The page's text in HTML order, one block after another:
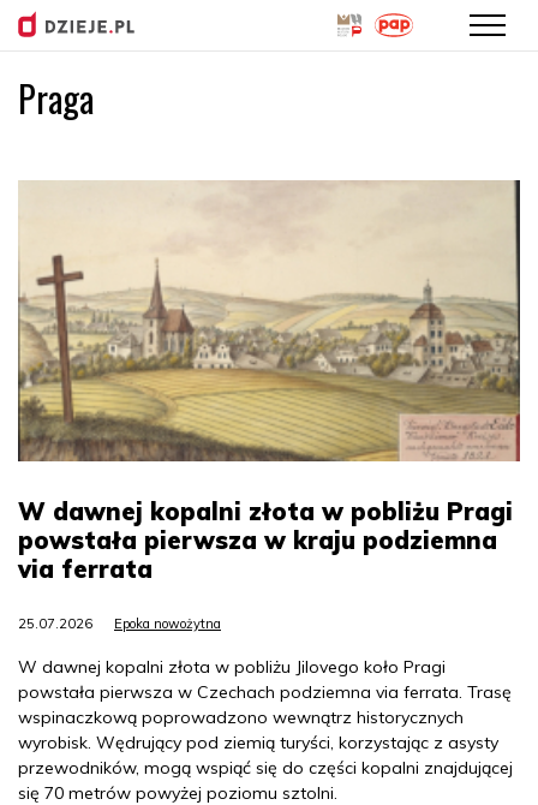
Praga
W dawnej kopalni złota w pobliżu Pragi
powstała pierwsza w kraju podziemna
via ferrata
25.07.2026 Epoka nowożytna
W dawnej kopalni złota w pobliżu Jilovego koło Pragi
powstała pierwsza w Czechach podziemna via ferrata. Trasę
wspinaczkową poprowadzono wewnątrz historycznych
wyrobisk. Wędrujący pod ziemią turyści, korzystając z asysty
przewodników, mogą wspiąć się do części kopalni znajdującej
się 70 metrów powyżej poziomu sztolni.